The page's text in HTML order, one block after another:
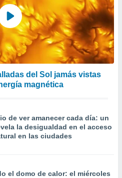
del Sol jamás vistas
magnética
de ver amanecer cada día: un
la desigualdad en el acceso
en las ciudades
el domo de calor: el miércoles